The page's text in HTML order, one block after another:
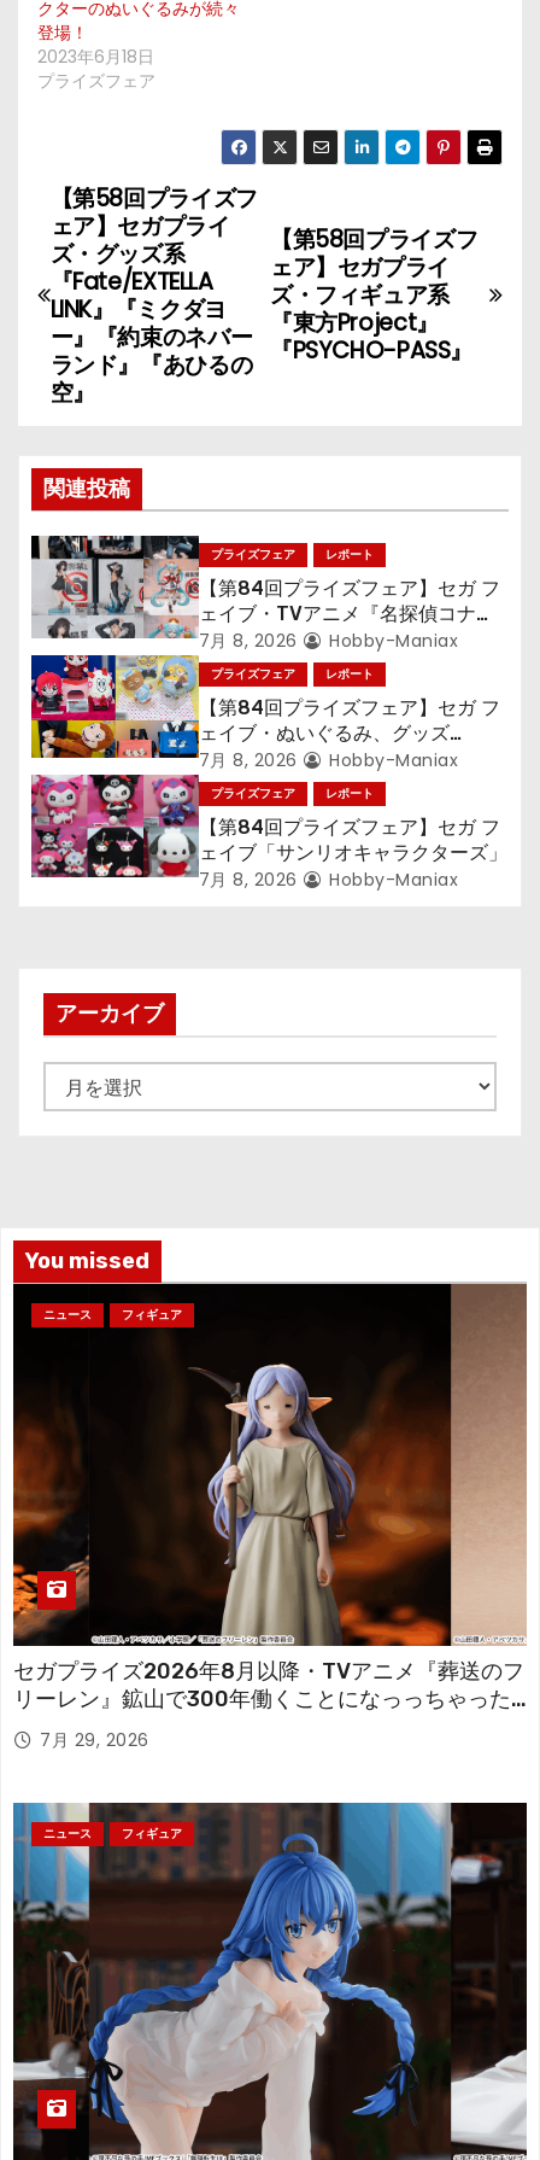
クターのぬいぐるみが続々
登場！
2023年6月18日
プライズフェア
投
稿
ナ
ビ
ゲ
ー
シ
ョ
ン
【第58回プライズフ
ェア】セガプライ
ズ・フィギュア系
『東方Project』
『PSYCHO-PASS』
【第58回プライズフ
ェア】セガプライ
ズ・グッズ系
『Fate/EXTELLA
LINK』『ミクダヨ
ー』『約束のネバー
ランド』『あひるの
空』
関連投稿
プライズフェア レポート
【第84回プライズフェア】セガ フ
ェイブ・TVアニメ『名探偵コナ
ン』TVアニメ『呪術廻戦』『〈物
語〉シリーズ』「初音ミク」
7月 8, 2026 Hobby-Maniax
プライズフェア レポート
【第84回プライズフェア】セガ フ
ェイブ・ぬいぐるみ、グッズ
『LiSA』『ミニオン』『おさるの
ジョージ』『ポケットモンスター』
7月 8, 2026 Hobby-Maniax
プライズフェア レポート
【第84回プライズフェア】セガ フ
ェイブ「サンリオキャラクターズ」
7月 8, 2026 Hobby-Maniax
アーカイブ
ー
You missed
ニュース フィギュア
セガプライズ2026年8月以降・TVアニメ『葬送のフ
リーレン』鉱山で300年働くことになっっちゃった
「フリーレン」を立体化！
7月 29, 2026
ニュース フィギュア